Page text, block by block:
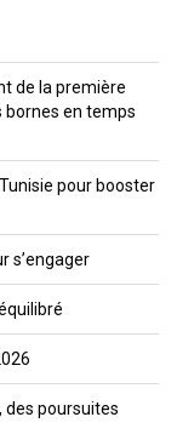
de la première
bornes en temps
pour booster
s’engager
des poursuites